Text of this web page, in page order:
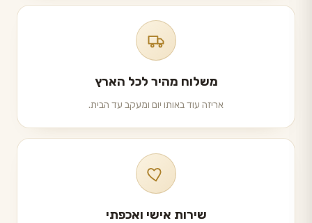
משלוח מהיר לכל הארץ
אריזה עוד באותו יום ומעקב עד הבית.
שירות אישי ואכפתי